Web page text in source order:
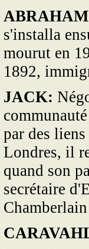
s'installa
mourut en
1892,
JACK:
par des
Londres, il
quand son
secrétaire